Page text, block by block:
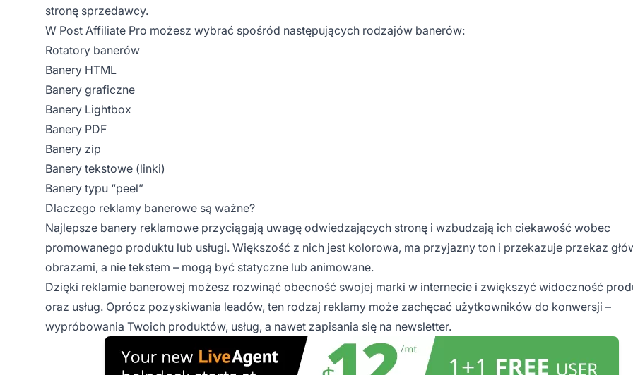
stronę sprzedawcy.
W Post Affiliate Pro możesz wybrać spośród następujących rodzajów banerów:
Rotatory banerów
Banery HTML
Banery graficzne
Banery Lightbox
Banery PDF
Banery zip
Banery tekstowe (linki)
Banery typu “peel”
Dlaczego reklamy banerowe są ważne?
Najlepsze banery reklamowe przyciągają uwagę odwiedzających stronę i wzbudzają ich ciekawość wobec
promowanego produktu lub usługi. Większość z nich jest kolorowa, ma przyjazny ton i przekazuje przekaz
obrazami, a nie tekstem – mogą być statyczne lub animowane.
Dzięki reklamie banerowej możesz rozwinąć obecność swojej marki w internecie i zwiększyć widoczność
oraz usług. Oprócz pozyskiwania leadów, ten rodzaj reklamy może zachęcać użytkowników do konwersji –
wypróbowania Twoich produktów, usług, a nawet zapisania się na newsletter.